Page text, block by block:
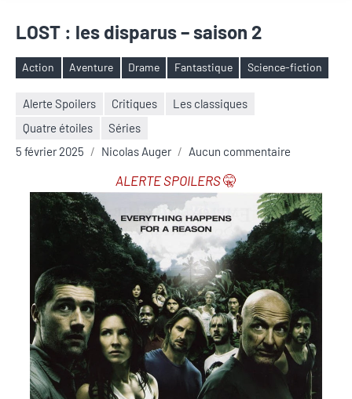
LOST : les disparus – saison 2
Étiquettes
Action Aventure Drame Fantastique Science-fiction
Alerte Spoilers Critiques
Les classiques
Quatre étoiles
Séries
5 février 2025
Nicolas Auger Aucun commentaire